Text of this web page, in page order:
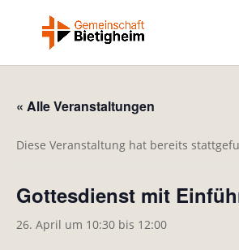
« Alle Veranstaltungen
Diese Veranstaltung hat bereits
Gottesdienst mit
26. April um 10:30 bis 12:00